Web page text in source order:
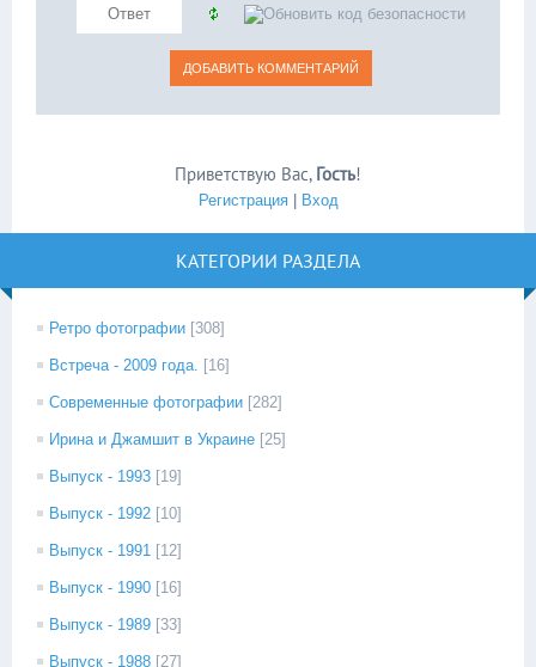
Приветствую Вас, Гость!
Регистрация| Вход
КАТЕГОРИИ РАЗДЕЛА
Ретро фотографии [308]
Встреча - 2009 года. [16]
Современные фотографии [282]
Ирина и Джамшит в Украине [25]
Выпуск - 1993 [19]
Выпуск - 1992 [10]
Выпуск - 1991 [12]
Выпуск - 1990 [16]
Выпуск - 1989 [33]
Выпуск - 1988 [27]